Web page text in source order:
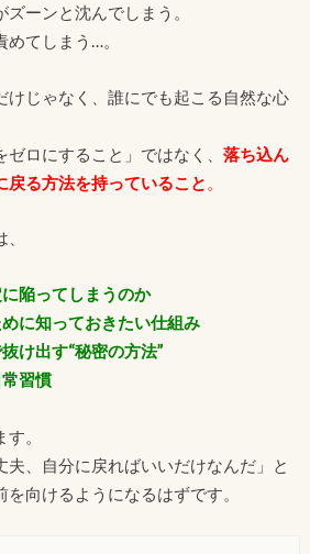
ーンと沈んでしまう。
てしまう…。
けじゃなく、誰にでも起こる自然な心
ロにすること」ではなく、 落ち込ん
戻る方法を持っていること 。
陥ってしまうのか
に知っておきたい仕組み
け出す“秘密の方法”
習慣
。
夫、自分に戻ればいいだけなんだ」と
向けるようになるはずです。